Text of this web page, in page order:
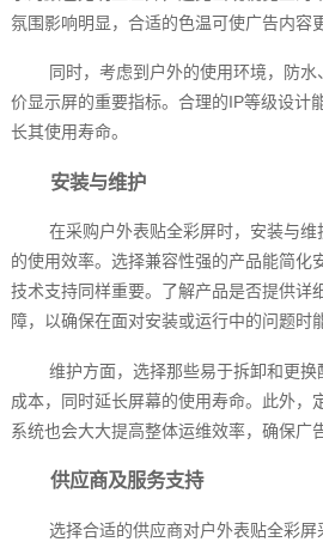
氛围影响明显，合适的色温可使广告内容
同时，考虑到户外的使用环境，防
价显示屏的重要指标。合理的IP等级设计
长其使用寿命。
安装与维护
在采购户外表贴全彩屏时，安装与
的使用效率。选择兼容性强的产品能简化
技术支持同样重要。了解产品是否提供详
障，以确保在面对安装或运行中的问题时
维护方面，选择那些易于拆卸和更
成本，同时延长屏幕的使用寿命。此外，
系统也会大大提高整体运维效率，确保广
供应商及服务支持
选择合适的供应商对户外表贴全彩